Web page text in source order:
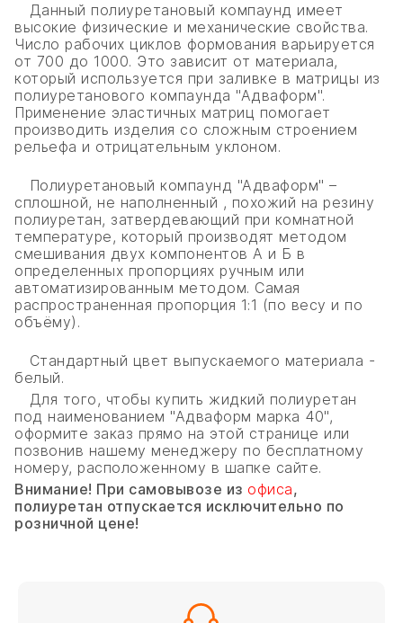
Данный полиуретановый компаунд имеет
высокие физические и механические свойства.
Число рабочих циклов формования варьируется
от 700 до 1000. Это зависит от материала,
который используется при заливке в матрицы из
полиуретанового компаунда "Адваформ".
Применение эластичных матриц помогает
производить изделия со сложным строением
рельефа и отрицательным уклоном.
Полиуретановый компаунд "Адваформ" –
сплошной, не наполненный , похожий на резину
полиуретан, затвердевающий при комнатной
температуре, который производят методом
смешивания двух компонентов А и Б в
определенных пропорциях ручным или
автоматизированным методом. Самая
распространенная пропорция 1:1 (по весу и по
объёму).
Стандартный цвет выпускаемого материала -
белый.
Для того, чтобы купить жидкий полиуретан
под наименованием "Адваформ марка 40",
оформите заказ прямо на этой странице или
позвонив нашему менеджеру по бесплатному
номеру, расположенному в шапке сайте.
Внимание! При самовывозе из офиса,
полиуретан отпускается исключительно по
розничной цене!